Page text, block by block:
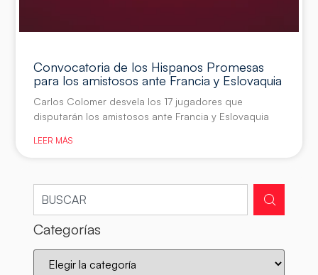
Convocatoria de los Hispanos Promesas
para los amistosos ante Francia y Eslovaquia
Carlos Colomer desvela los 17 jugadores que
disputarán los amistosos ante Francia y Eslovaquia
LEER MÁS
Categorías